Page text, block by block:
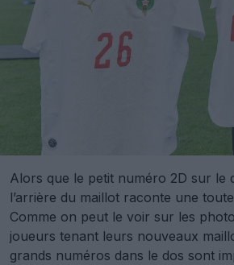
Alors que le petit numéro 2D sur le
l’arrière du maillot raconte une
Comme on peut le voir sur les
joueurs tenant leurs nouveaux
grands numéros dans le dos sont